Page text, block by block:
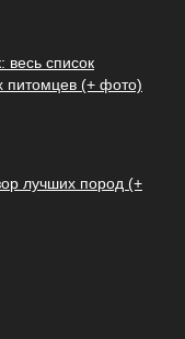
список
питомцев (+ фото)
лучших пород (+